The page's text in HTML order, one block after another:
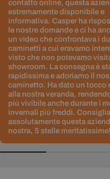
contatto online, questa
estremamente disponibile e
informativa. Casper ha
le nostre domande e ci ha
un video che confrontava i
caminetti a cui eravamo
visto che non potevamo
showroom. La consegna è
rapidissima e adoriamo il
caminetto. Ha dato un tocco
alla nostra veranda,
più vivibile anche durante i
invernali più freddi.
assolutamente questa
nostra, 5 stelle meritatissime!